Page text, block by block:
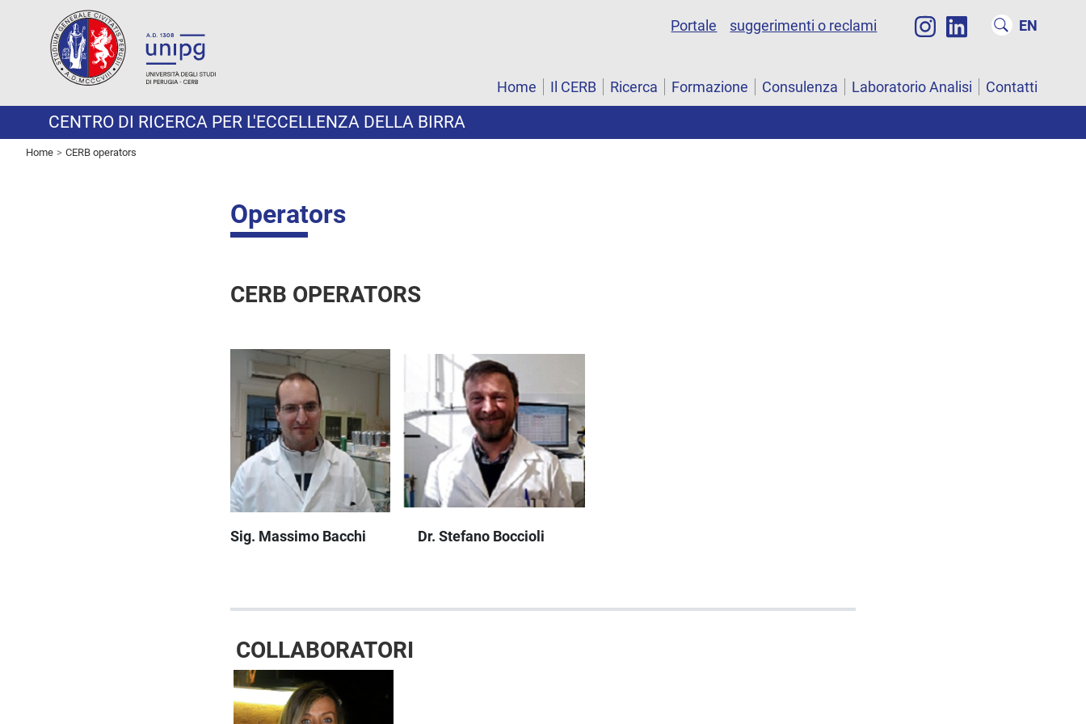
Portale suggerimenti o reclami EN
Home Il CERB Ricerca Formazione Consulenza Laboratorio Analisi Contatti
CENTRO DI RICERCA PER L'ECCELLENZA DELLA BIRRA
Home CERB operators
Operators
CERB OPERATORS
Sig. Massimo Bacchi Dr. Stefano Boccioli
COLLABORATORI